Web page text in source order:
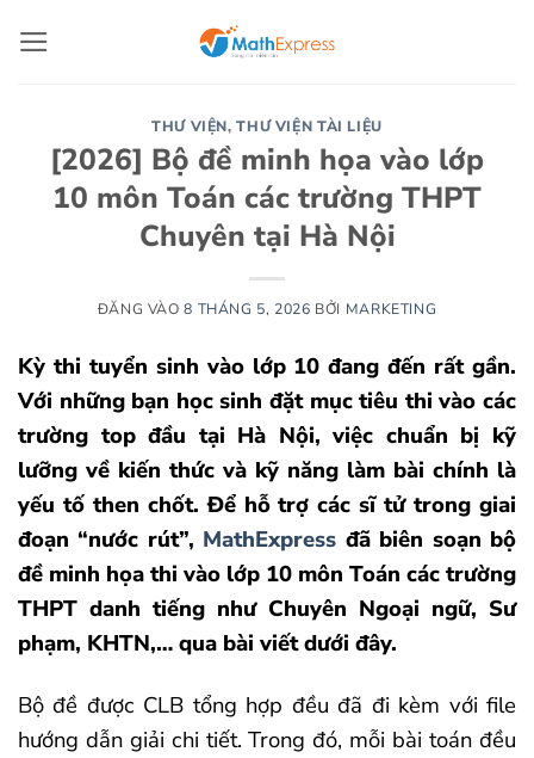
qua
THƯ VIỆN,THƯ VIỆN TÀI LIỆU
[2026] Bộ đề minh họa vào lớp
10 môn Toán các trường THPT
Chuyên tại Hà Nội
ĐĂNG VÀO8 THÁNG 5, 2026 BỞI MARKETING
Kỳ thi tuyển sinh vào lớp 10 đang đến rất gần.
Với những bạn học sinh đặt mục tiêu thi vào các
trường top đầu tại Hà Nội, việc chuẩn bị kỹ
lưỡng về kiến thức và kỹ năng làm bài chính là
yếu tố then chốt. Để hỗ trợ các sĩ tử trong giai
đoạn “nước rút”, MathExpress đã biên soạn bộ
đề minh họa thi vào lớp 10 môn Toán các trường
THPT danh tiếng như Chuyên Ngoại ngữ, Sư
phạm, KHTN,… qua bài viết dưới đây.
Bộ đề được CLB tổng hợp đều đã đi kèm với file
hướng dẫn giải chi tiết. Trong đó, mỗi bài toán đều